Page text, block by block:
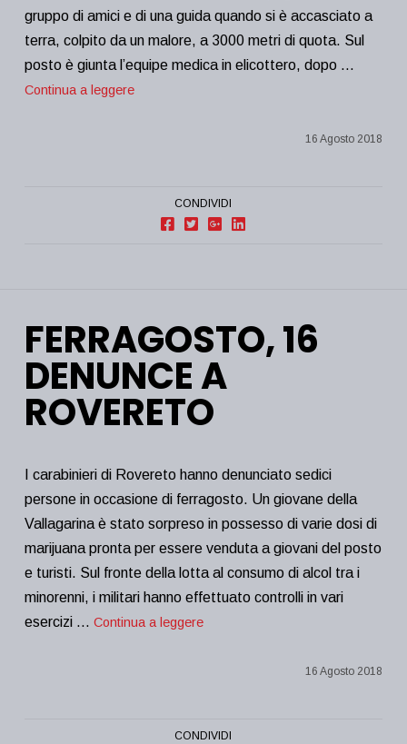
gruppo di amici e di una guida quando si è accasciato a
terra, colpito da un malore, a 3000 metri di quota. Sul
posto è giunta l’equipe medica in elicottero, dopo …
Continua a leggere
16 Agosto 2018
CONDIVIDI
FERRAGOSTO, 16
DENUNCE A
ROVERETO
I carabinieri di Rovereto hanno denunciato sedici
persone in occasione di ferragosto. Un giovane della
Vallagarina è stato sorpreso in possesso di varie dosi di
marijuana pronta per essere venduta a giovani del posto
e turisti. Sul fronte della lotta al consumo di alcol tra i
minorenni, i militari hanno effettuato controlli in vari
esercizi … Continua a leggere
16 Agosto 2018
CONDIVIDI